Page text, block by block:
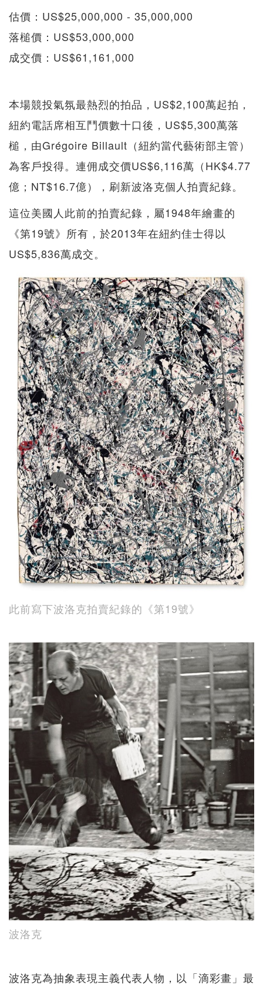
估價：US$25,000,000 - 35,000,000
落槌價：US$53,000,000
成交價：US$61,161,000
本場競投氣氛最熱烈的拍品，US$2,100萬起拍，
紐約電話席相互鬥價數十口後，US$5,300萬落
槌，由Grégoire Billault（紐約當代藝術部主管）
為客戶投得。連佣成交價US$6,116萬（HK$4.77
億；NT$16.7億），刷新波洛克個人拍賣紀錄。
這位美國人此前的拍賣紀錄，屬1948年繪畫的
《第19號》所有，於2013年在紐約佳士得以
US$5,836萬成交。
此前寫下波洛克拍賣紀錄的《第19號》
波洛克
波洛克為抽象表現主義代表人物，以「滴彩畫」最